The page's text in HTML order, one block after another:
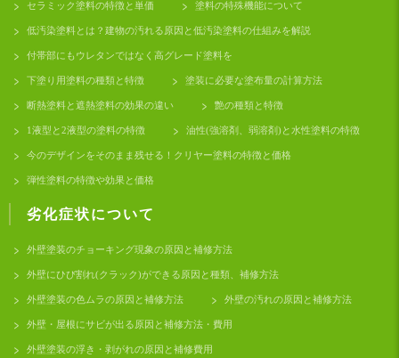
セラミック塗料の特徴と単価 塗料の特殊機能について
低汚染塗料とは？建物の汚れる原因と低汚染塗料の仕組みを解説
付帯部にもウレタンではなく高グレード塗料を
下塗り用塗料の種類と特徴 塗装に必要な塗布量の計算方法
断熱塗料と遮熱塗料の効果の違い 艶の種類と特徴
1液型と2液型の塗料の特徴 油性(強溶剤、弱溶剤)と水性塗料の特徴
今のデザインをそのまま残せる！クリヤー塗料の特徴と価格
弾性塗料の特徴や効果と価格
劣化症状について
外壁塗装のチョーキング現象の原因と補修方法
外壁にひび割れ(クラック)ができる原因と種類、補修方法
外壁塗装の色ムラの原因と補修方法 外壁の汚れの原因と補修方法
外壁・屋根にサビが出る原因と補修方法・費用
外壁塗装の浮き・剥がれの原因と補修費用